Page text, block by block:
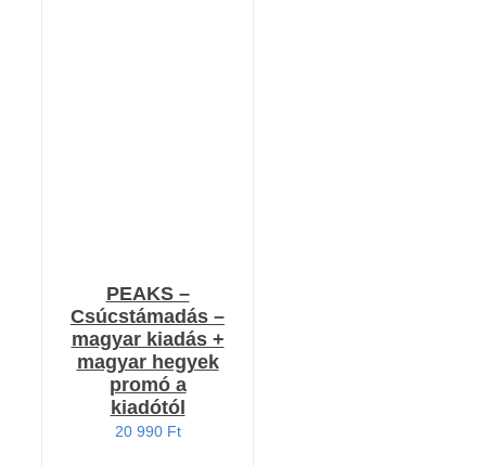
PEAKS –
Csúcstámadás –
magyar kiadás +
magyar hegyek
promó a
kiadótól
20 990 Ft